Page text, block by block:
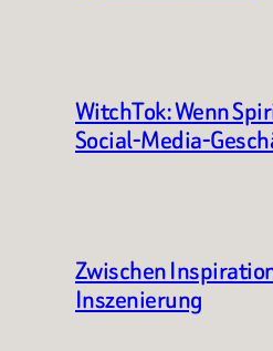
WitchTok: Wenn
Social-Media-
Zwischen
Inszenierung